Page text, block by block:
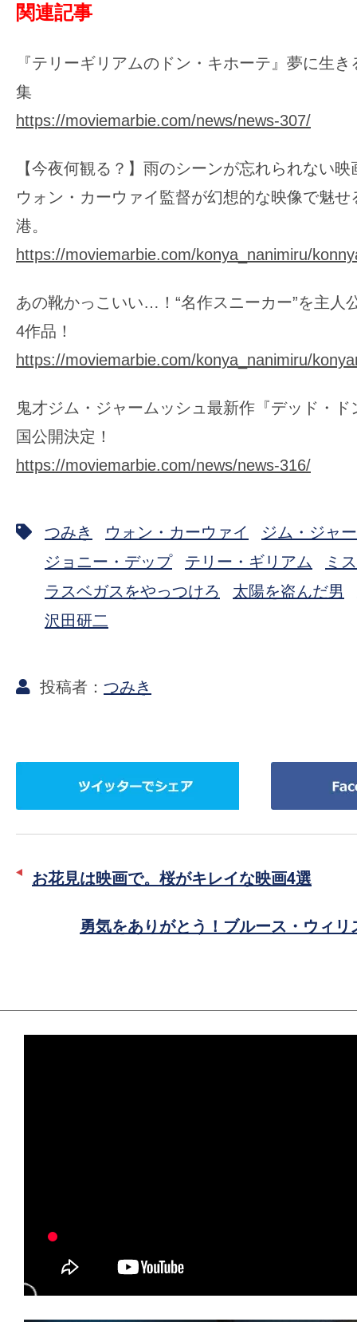
関連記事
『テリーギリアムのドン・キホーテ』夢に生
集
https://moviemarbie.com/news/news-307/
【今夜何観る？】雨のシーンが忘れられない
ウォン・カーウァイ監督が幻想的な映像で魅
港。
https://moviemarbie.com/konya_nanimiru/
あの靴かっこいい…！“名作スニーカー”を主人
4作品！
https://moviemarbie.com/konya_nanimiru/
鬼才ジム・ジャームッシュ最新作『デッド・
国公開決定！
https://moviemarbie.com/news/news-316/
つみき ウォン・カーウァイ
ジム・ジャ
ジョニー・デップ
テリー・ギリアム
ミ
ラスベガスをやっつけろ
太陽を盗んだ男
沢田研二
つみき
ー
お花見は映画で。桜がキレイな映画4選
勇気をありがとう！ブルース・ウィ